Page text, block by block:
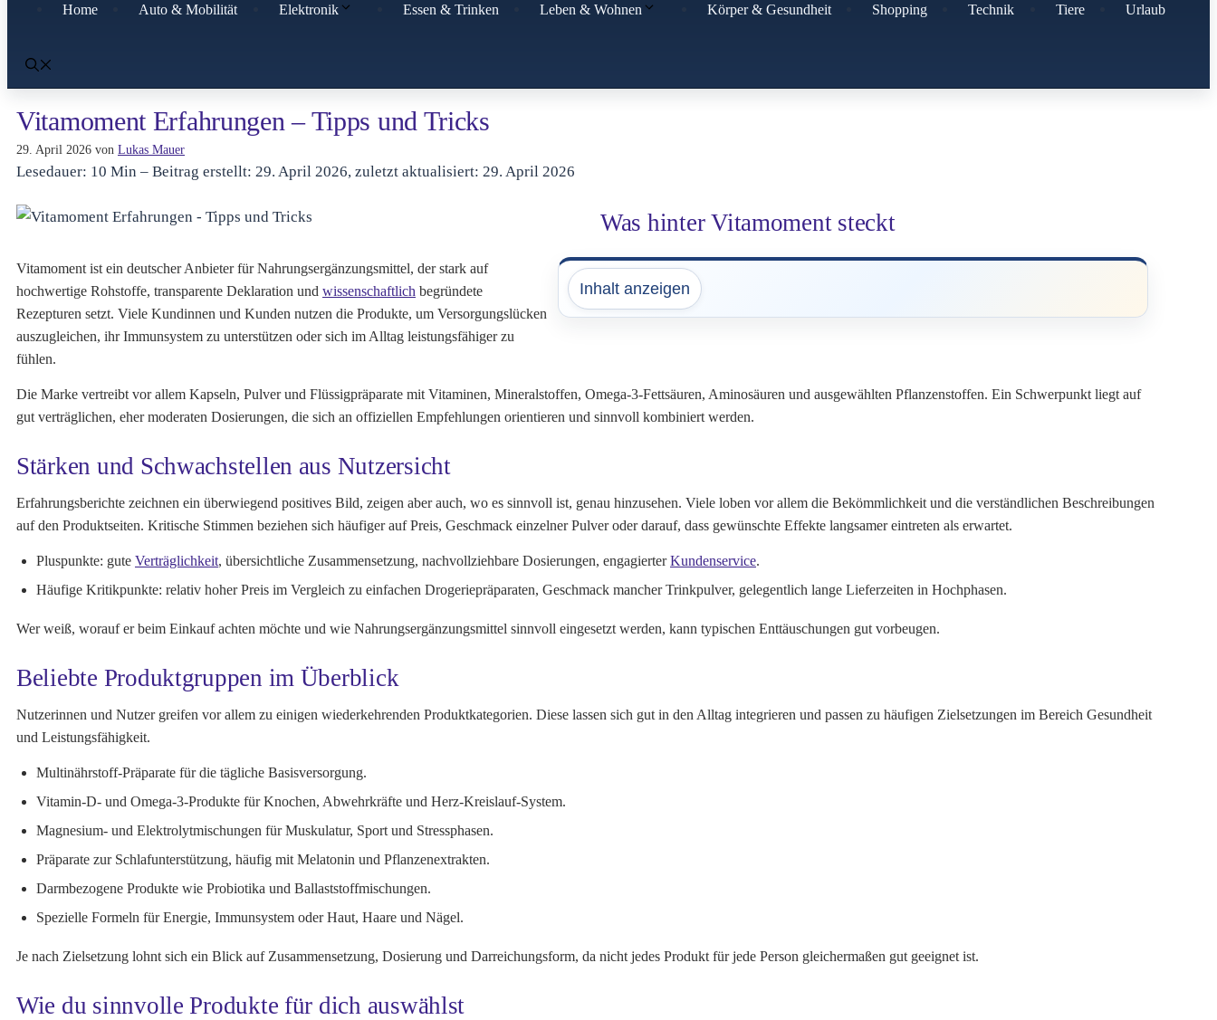
Home Auto & Mobilität Elektronik Essen & Trinken Leben & Wohnen Körper & Gesundheit Shopping Technik Tiere Urlaub
Vitamoment Erfahrungen – Tipps und Tricks
29. April 2026 von Lukas Mauer
Lesedauer: 10 Min – Beitrag erstellt: 29. April 2026, zuletzt aktualisiert: 29. April 2026
Inhalt anzeigen
Was hinter Vitamoment steckt
Vitamoment ist ein deutscher Anbieter für Nahrungsergänzungsmittel, der stark auf
hochwertige Rohstoffe, transparente Deklaration und wissenschaftlich begründete
Rezepturen setzt. Viele Kundinnen und Kunden nutzen die Produkte, um Versorgungslücken
auszugleichen, ihr Immunsystem zu unterstützen oder sich im Alltag leistungsfähiger zu
fühlen.
Die Marke vertreibt vor allem Kapseln, Pulver und Flüssigpräparate mit Vitaminen, Mineralstoffen, Omega-3-Fettsäuren, Aminosäuren und ausgewählten Pflanzenstoffen. Ein Schwerpunkt liegt auf
gut verträglichen, eher moderaten Dosierungen, die sich an offiziellen Empfehlungen orientieren und sinnvoll kombiniert werden.
Stärken und Schwachstellen aus Nutzersicht
Erfahrungsberichte zeichnen ein überwiegend positives Bild, zeigen aber auch, wo es sinnvoll ist, genau hinzusehen. Viele loben vor allem die Bekömmlichkeit und die verständlichen Beschreibungen
auf den Produktseiten. Kritische Stimmen beziehen sich häufiger auf Preis, Geschmack einzelner Pulver oder darauf, dass gewünschte Effekte langsamer eintreten als erwartet.
Pluspunkte: gute Verträglichkeit, übersichtliche Zusammensetzung, nachvollziehbare Dosierungen, engagierterKundenservice.
Häufige Kritikpunkte: relativ hoher Preis im Vergleich zu einfachen Drogeriepräparaten, Geschmack mancher Trinkpulver, gelegentlich lange Lieferzeiten in Hochphasen.
Wer weiß, worauf er beim Einkauf achten möchte und wie Nahrungsergänzungsmittel sinnvoll eingesetzt werden, kann typischen Enttäuschungen gut vorbeugen.
Beliebte Produktgruppen im Überblick
Nutzerinnen und Nutzer greifen vor allem zu einigen wiederkehrenden Produktkategorien. Diese lassen sich gut in den Alltag integrieren und passen zu häufigen Zielsetzungen im Bereich Gesundheit
und Leistungsfähigkeit.
Multinährstoff-Präparate für die tägliche Basisversorgung.
Vitamin-D- und Omega-3-Produkte für Knochen, Abwehrkräfte und Herz-Kreislauf-System.
Magnesium- und Elektrolytmischungen für Muskulatur, Sport und Stressphasen.
Präparate zur Schlafunterstützung, häufig mit Melatonin und Pflanzenextrakten.
Darmbezogene Produkte wie Probiotika und Ballaststoffmischungen.
Spezielle Formeln für Energie, Immunsystem oder Haut, Haare und Nägel.
Je nach Zielsetzung lohnt sich ein Blick auf Zusammensetzung, Dosierung und Darreichungsform, da nicht jedes Produkt für jede Person gleichermaßen gut geeignet ist.
Wie du sinnvolle Produkte für dich auswählst